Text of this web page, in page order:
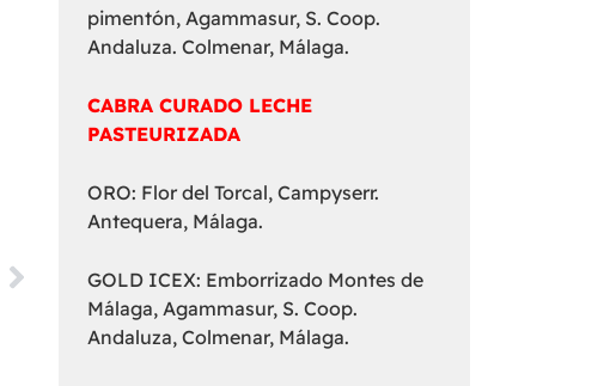
pimentón, Agammasur, S. Coop.
Andaluza. Colmenar, Málaga.
CABRA CURADO LECHE
PASTEURIZADA
ORO: Flor del Torcal, Campyserr.
Antequera, Málaga.
GOLD ICEX: Emborrizado Montes de
Málaga, Agammasur, S. Coop.
Andaluza, Colmenar, Málaga.